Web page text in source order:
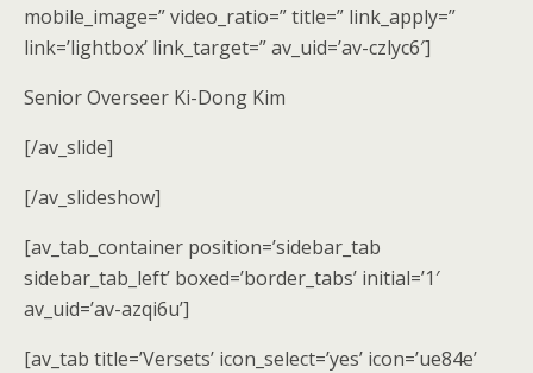
mobile_image=” video_ratio=” title=” link_apply=”
link=’lightbox’ link_target=” av_uid=’av-czlyc6′]
Senior Overseer Ki-Dong Kim
[/av_slide]
[/av_slideshow]
[av_tab_container position=’sidebar_tab
sidebar_tab_left’ boxed=’border_tabs’ initial=’1′
av_uid=’av-azqi6u’]
[av_tab title=’Versets’ icon_select=’yes’ icon=’ue84e’